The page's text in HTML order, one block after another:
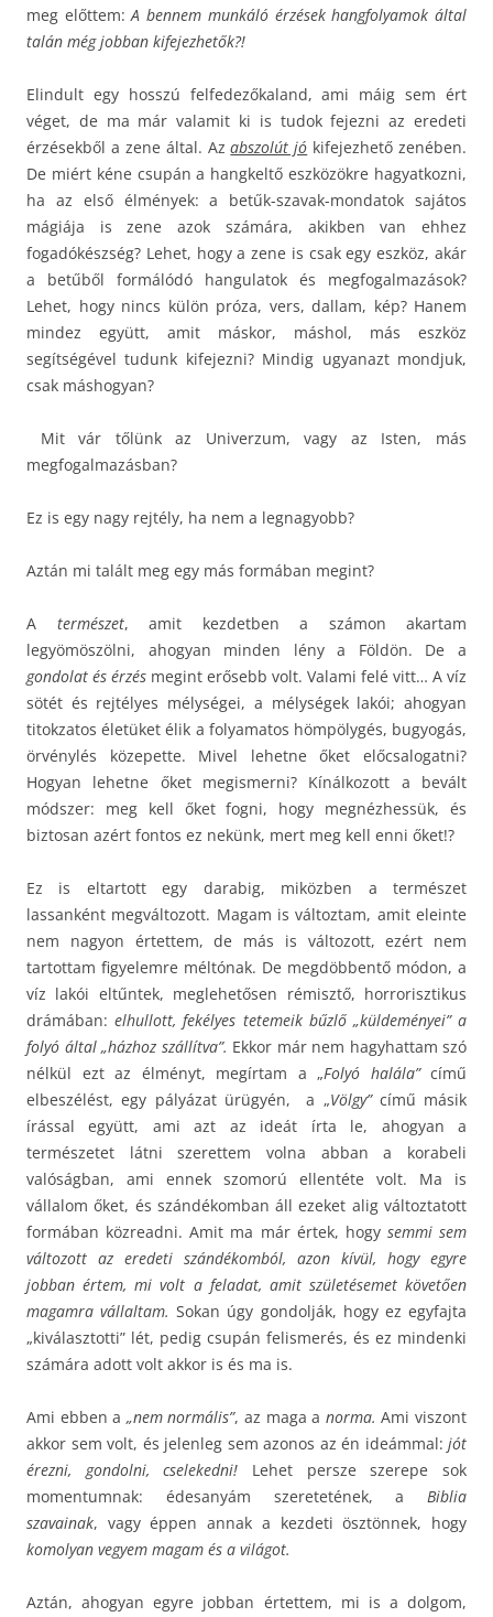
meg előttem:A bennem munkáló érzések hangfolyamok által
talán még jobban kifejezhetők?!
Elindult egy hosszú felfedezőkaland, ami máig sem ért
véget, de ma már valamit ki is tudok fejezni az eredeti
érzésekből a zene által. Azabszolút jó kifejezhető zenében.
De miért kéne csupán a hangkeltő eszközökre hagyatkozni,
ha az első élmények: a betűk-szavak-mondatok sajátos
mágiája is zene azok számára, akikben van ehhez
fogadókészség? Lehet, hogy a zene is csak egy eszköz, akár
a betűből formálódó hangulatok és megfogalmazások?
Lehet, hogy nincs külön próza, vers, dallam, kép? Hanem
mindez együtt, amit máskor, máshol, más eszköz
segítségével tudunk kifejezni? Mindig ugyanazt mondjuk,
csak máshogyan?
Mit vár tőlünk az Univerzum, vagy az Isten, más
megfogalmazásban?
Ez is egy nagy rejtély, ha nem a legnagyobb?
Aztán mi talált meg egy más formában megint?
A természet, amit kezdetben a számon akartam
legyömöszölni, ahogyan minden lény a Földön. De a
gondolat és érzés megint erősebb volt. Valami felé vitt… A víz
sötét és rejtélyes mélységei, a mélységek lakói; ahogyan
titokzatos életüket élik a folyamatos hömpölygés, bugyogás,
örvénylés közepette. Mivel lehetne őket előcsalogatni?
Hogyan lehetne őket megismerni? Kínálkozott a bevált
módszer: meg kell őket fogni, hogy megnézhessük, és
biztosan azért fontos ez nekünk, mert meg kell enni őket!?
Ez is eltartott egy darabig, miközben a természet
lassanként megváltozott. Magam is változtam, amit eleinte
nem nagyon értettem, de más is változott, ezért nem
tartottam figyelemre méltónak. De megdöbbentő módon, a
víz lakói eltűntek, meglehetősen rémisztő, horrorisztikus
drámában:elhullott, fekélyes tetemeik bűzlő „küldeményei” a
folyó által „házhoz szállítva”. Ekkor már nem hagyhattam szó
nélkül ezt az élményt, megírtam a „Folyó halála” című
elbeszélést, egy pályázat ürügyén, a „Völgy” című másik
írással együtt, ami azt az ideát írta le, ahogyan a
természetet látni szerettem volna abban a korabeli
valóságban, ami ennek szomorú ellentéte volt. Ma is
vállalom őket, és szándékomban áll ezeket alig változtatott
formában közreadni. Amit ma már értek, hogy semmi sem
változott az eredeti szándékomból, azon kívül, hogy egyre
jobban értem, mi volt a feladat, amit születésemet követően
magamra vállaltam. Sokan úgy gondolják, hogy ez egyfajta
„kiválasztotti” lét, pedig csupán felismerés, és ez mindenki
számára adott volt akkor is és ma is.
Ami ebben a „nem normális”, az maga a norma. Ami viszont
akkor sem volt, és jelenleg sem azonos az én ideámmal: jót
érezni, gondolni, cselekedni! Lehet persze szerepe sok
momentumnak: édesanyám szeretetének, a Biblia
szavainak, vagy éppen annak a kezdeti ösztönnek, hogy
komolyan vegyem magam és a világot.
Aztán, ahogyan egyre jobban értettem, mi is a dolgom,